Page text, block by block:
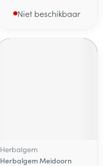
Niet beschikbaar
Herbalgem
Herbalgem Meidoorn